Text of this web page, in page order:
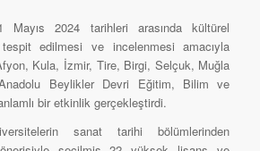
Mayıs 2024 tarihleri arasında kültürel
tespit edilmesi ve incelenmesi amacıyla
Kula, İzmir, Tire, Birgi, Selçuk, Muğla
Anadolu Beylikler Devri Eğitim, Bilim ve
bir etkinlik gerçekleştirdi.
sanat tarihi bölümlerinden